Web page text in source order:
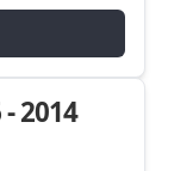
2014